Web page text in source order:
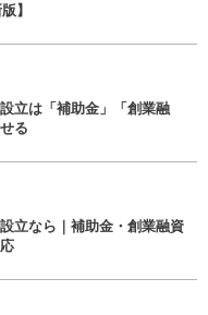
】
立は「補助金」「創業融
る
立なら｜補助金・創業融資